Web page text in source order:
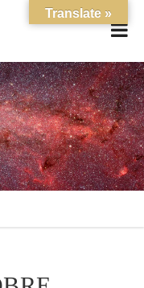
Translate »